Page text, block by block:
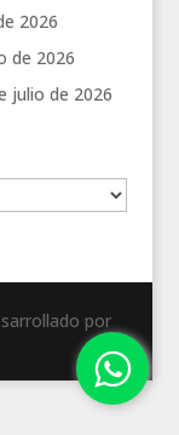
2026
de 2026
julio de 2026
por